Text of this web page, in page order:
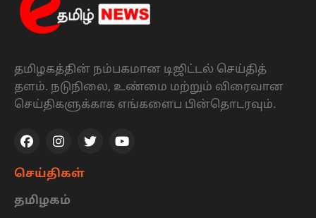
தமிழகத்தின் நம்பகமான டிஜிட்டல் செய்தித்
தளம். நடுநிலை, உண்மை மற்றும் விரைவான
செய்திகளுக்காக எங்களைப பின்தொடரவும்.
செய்திகள்
தமிழகம்